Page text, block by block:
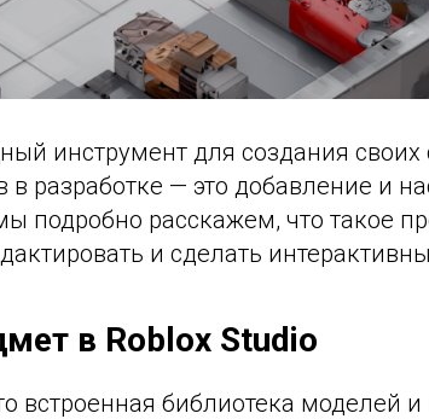
инструмент для создания своих
разработке — это добавление и
подробно расскажем, что такое
и сделать
в Roblox Studio
встроенная библиотека моделей